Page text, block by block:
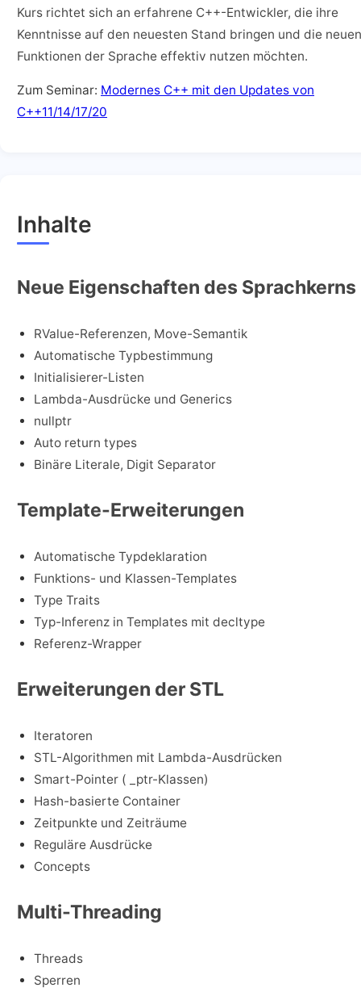
Kurs richtet sich an erfahrene C++-Entwickler, die ihre
Kenntnisse auf den neuesten Stand bringen und die neuen
Funktionen der Sprache effektiv nutzen möchten.
Zum Seminar: Modernes C++ mit den Updates von
C++11/14/17/20
Inhalte
Neue Eigenschaften des Sprachkerns
RValue-Referenzen, Move-Semantik
Automatische Typbestimmung
Initialisierer-Listen
Lambda-Ausdrücke und Generics
nullptr
Auto return types
Binäre Literale, Digit Separator
Template-Erweiterungen
Automatische Typdeklaration
Funktions- und Klassen-Templates
Type Traits
Typ-Inferenz in Templates mit decltype
Referenz-Wrapper
Erweiterungen der STL
Iteratoren
STL-Algorithmen mit Lambda-Ausdrücken
Smart-Pointer ( _ptr-Klassen)
Hash-basierte Container
Zeitpunkte und Zeiträume
Reguläre Ausdrücke
Concepts
Multi-Threading
Threads
Sperren